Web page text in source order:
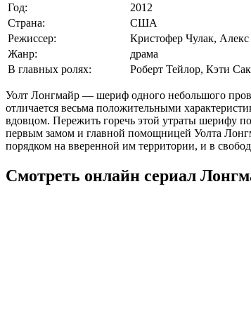
Год:
2012
Страна:
США
Режиссер:
Кристофер Чулак, Алекс
Жанр:
драма
В главных ролях:
Роберт Тейлор, Кэти
Уолт Лонгмайр — шериф одного небольшого
отличается весьма положительными
вдовцом. Пережить горечь этой утраты шерифу
первым замом и главной помощницей Уолта
порядком на вверенной им территории, и в
Смотреть онлайн сериал